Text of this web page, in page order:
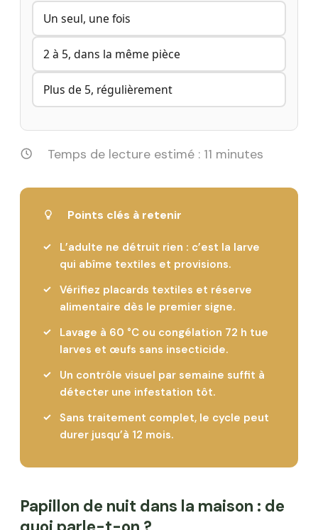
Un seul, une fois
2 à 5, dans la même pièce
Plus de 5, régulièrement
Temps de lecture estimé : 11 minutes
Points clés à retenir
L’adulte ne détruit rien : c’est la larve
qui abîme textiles et provisions.
Vérifiez placards textiles et réserve
alimentaire dès le premier signe.
Lavage à 60 °C ou congélation 72 h tue
larves et œufs sans insecticide.
Un contrôle visuel par semaine suffit à
détecter une infestation tôt.
Sans traitement complet, le cycle peut
durer jusqu’à 12 mois.
Papillon de nuit dans la maison : de